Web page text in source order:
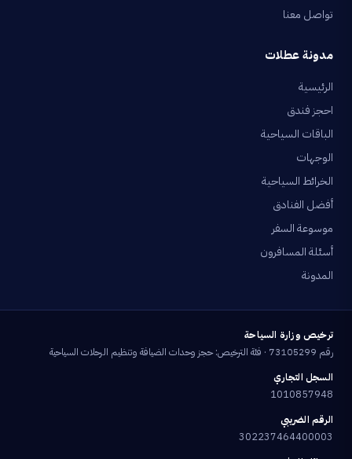
تواصل معنا
مدونة عطلات
الرئيسية
احجز فندق
الباقات السياحية
الوجهات
الخرائط السياحية
أفضل الفنادق
موسوعة السفر
أسئلة المسافرون
المدونة
ترخيص وزارة السياحة
رقم 73105299 · فئة الترخيص: حجز وحدات الضيافة وتنظيم الرحلات السياحية
السجل التجاري
1010857948
الرقم الضريبي
302237464400003